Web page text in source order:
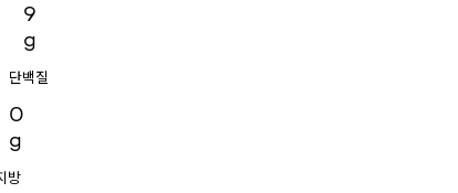
9
g
단백질
0
g
방